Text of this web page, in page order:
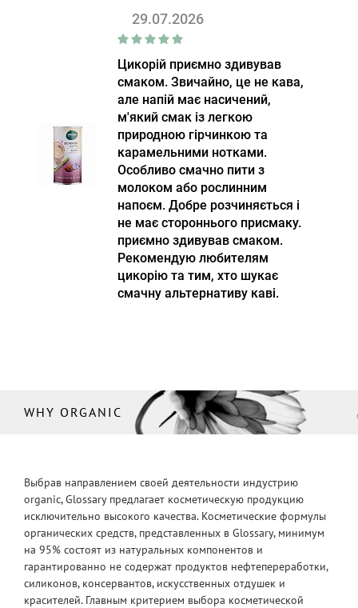
29.07.2026
Цикорій приємно здивував
смаком. Звичайно, це не кава,
але напій має насичений,
м'який смак із легкою
природною гірчинкою та
карамельними нотками.
Особливо смачно пити з
молоком або рослинним
напоєм. Добре розчиняється і
не має стороннього присмаку.
приємно здивував смаком.
Рекомендую любителям
цикорію та тим, хто шукає
смачну альтернативу каві.
WHY ORGANIC
Выбрав направлением своей деятельности индустрию
organic, Glossary предлагает косметическую продукцию
исключительно высокого качества. Косметические формулы
органических средств, представленных в Glossary, минимум
на 95% состоят из натуральных компонентов и
гарантированно не содержат продуктов нефтепереработки,
силиконов, консервантов, искусственных отдушек и
красителей. Главным критерием выбора косметической